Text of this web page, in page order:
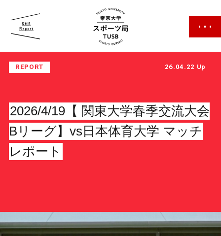
帝京大学 スポーツ局
スポーツ局について
サポーターの会カレンダー
REPORT 26.04.22 Up
2026/4/19【 関東大学春季交流大会
Bリーグ】vs日本体育大学 マッチ
レポート